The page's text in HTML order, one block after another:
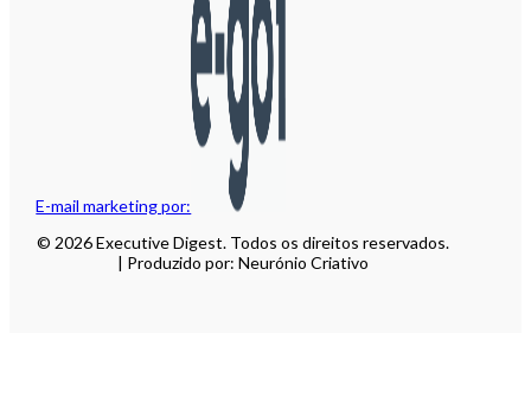
E-mail marketing por:
© 2026 Executive Digest. Todos os direitos reservados.
| Produzido por: Neurónio Criativo